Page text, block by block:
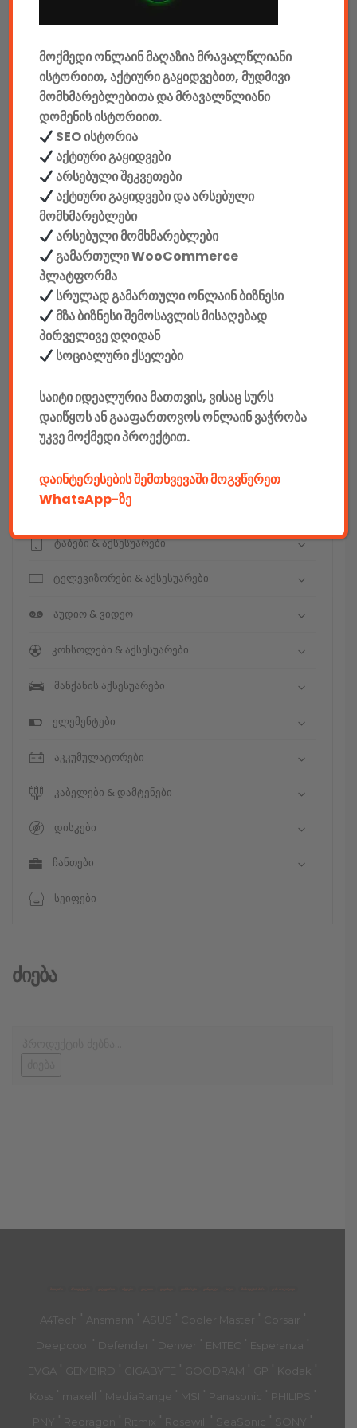
მანქანის აქსესუარები
ელემენტები
აკკუმულატორები
კაბელები & დამტენები
დისკები
ჩანთები
სეიფები
კონსტრუქტორები
E-mobility
კომპიუტერები & აქსესუარები
ტელეფონები & აქსესუარები
კამერები & აქსესუარები
ნოუთბუქები & აქსესუარები
ტაბები & აქსესუარები
ტელევიზორები & აქსესუარები
აუდიო & ვიდეო
კონსოლები & აქსესუარები
მანქანის აქსესუარები
ელემენტები
აკკუმულატორები
კაბელები & დამტენები
დისკები
ჩანთები
სეიფები
Ძიება
მთავარი კალათა
A4Tech ' Ansmann ' ASUS ' Cooler Master ' Corsair '
Deepcool ' Defender ' Denver ' EMTEC ' Esperanza '
EVGA ' GEMBIRD ' GIGABYTE ' GOODRAM ' GP ' Kodak '
Koss ' maxell ' MediaRange ' MSI ' Panasonic ' PHILIPS '
PNY ' Redragon ' Ritmix ' Rosewill ' SeaSonic ' SONY '
მოქმედი ონლაინ მაღაზია მრავალწლიანი
ისტორიით, აქტიური გაყიდვებით, მუდმივი
მომხმარებლებითა და მრავალწლიანი
დომენის ისტორიით.
SEO ისტორია
აქტიური გაყიდვები
არსებული შეკვეთები
აქტიური გაყიდვები და არსებული
მომხმარებლები
არსებული მომხმარებლები
გამართული WooCommerce
პლატფორმა
სრულად გამართული ონლაინ ბიზნესი
მზა ბიზნესი შემოსავლის მისაღებად
პირველივე დღიდან
სოციალური ქსელები
საიტი იდეალურია მათთვის, ვისაც სურს
დაიწყოს ან გააფართოვოს ონლაინ ვაჭრობა
უკვე მოქმედი პროექტით.
დაინტერესების შემთხვევაში მოგვწერეთ
WhatsApp-ზე